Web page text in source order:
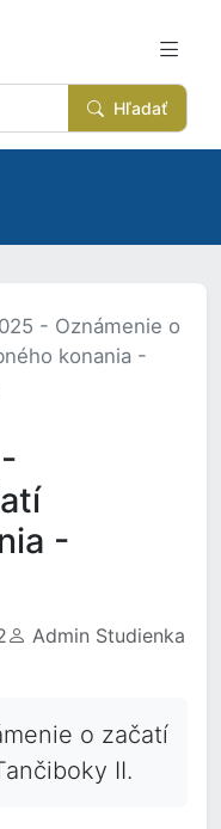
Hľadať
- Oznámenie o
konania -
-
Admin Studienka
o začatí
II.